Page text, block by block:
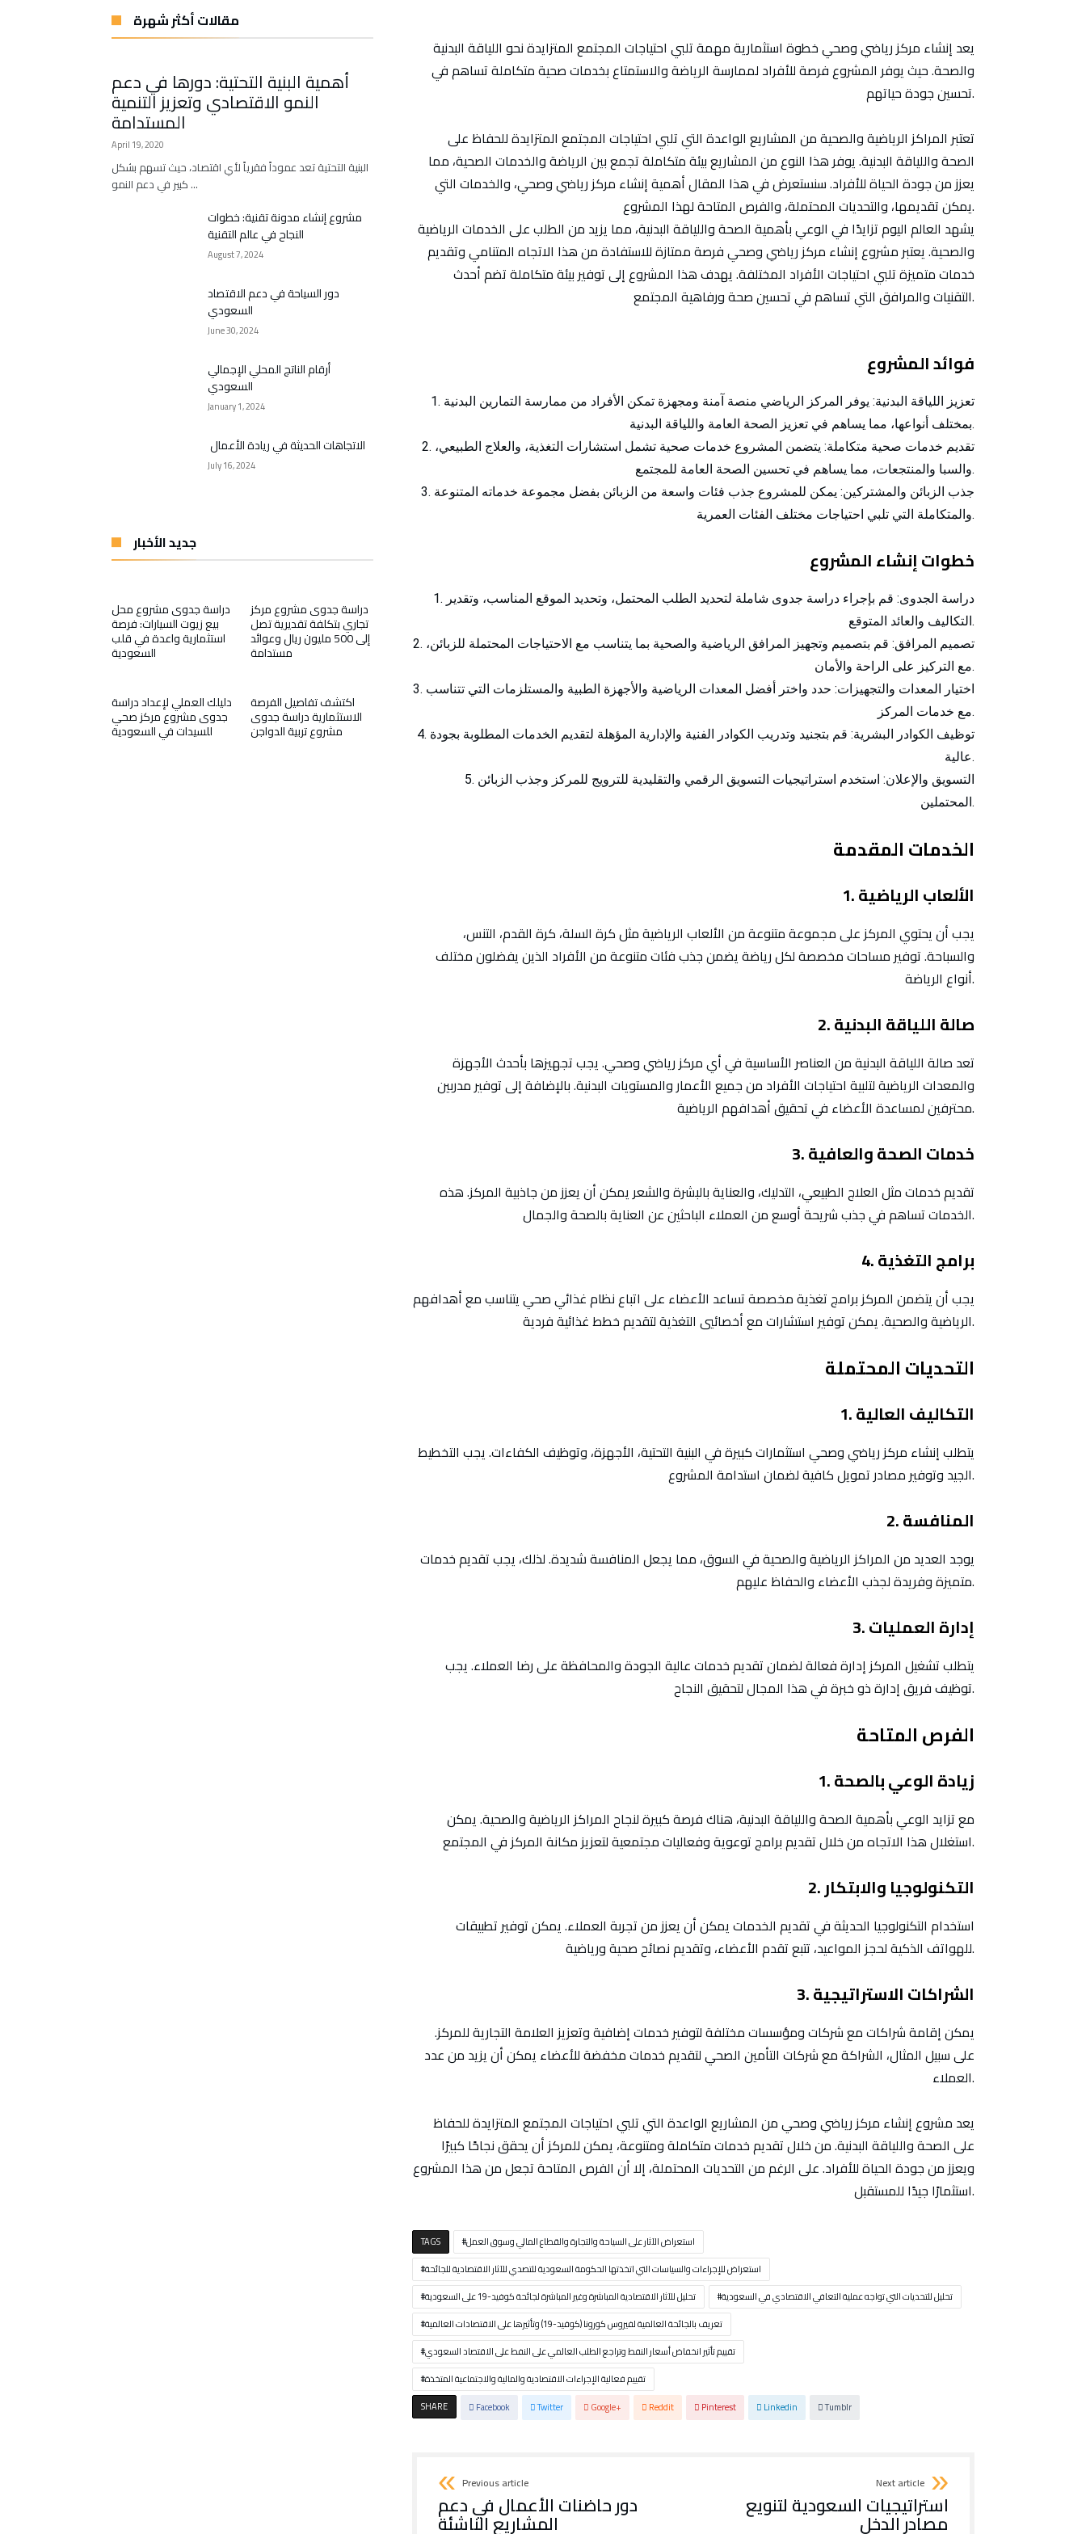
يعد إنشاء مركز رياضي وصحي خطوة استثمارية مهمة تلبي احتياجات المجتمع المتزايدة نحو اللياقة البدنية
والصحة. حيث يوفر المشروع فرصة للأفراد لممارسة الرياضة والاستمتاع بخدمات صحية متكاملة تساهم في
تحسين جودة حياتهم.
تعتبر المراكز الرياضية والصحية من المشاريع الواعدة التي تلبي احتياجات المجتمع المتزايدة للحفاظ على
الصحة واللياقة البدنية. يوفر هذا النوع من المشاريع بيئة متكاملة تجمع بين الرياضة والخدمات الصحية، مما
يعزز من جودة الحياة للأفراد. سنستعرض في هذا المقال أهمية إنشاء مركز رياضي وصحي، والخدمات التي
يمكن تقديمها، والتحديات المحتملة، والفرص المتاحة لهذا المشروع.
يشهد العالم اليوم تزايدًا في الوعي بأهمية الصحة واللياقة البدنية، مما يزيد من الطلب على الخدمات الرياضية
والصحية. يعتبر مشروع إنشاء مركز رياضي وصحي فرصة ممتازة للاستفادة من هذا الاتجاه المتنامي وتقديم
خدمات متميزة تلبي احتياجات الأفراد المختلفة. يهدف هذا المشروع إلى توفير بيئة متكاملة تضم أحدث
التقنيات والمرافق التي تساهم في تحسين صحة ورفاهية المجتمع.
فوائد المشروع
تعزيز اللياقة البدنية: يوفر المركز الرياضي منصة آمنة ومجهزة تمكن الأفراد من ممارسة التمارين البدنية
بمختلف أنواعها، مما يساهم في تعزيز الصحة العامة واللياقة البدنية.
تقديم خدمات صحية متكاملة: يتضمن المشروع خدمات صحية تشمل استشارات التغذية، والعلاج الطبيعي،
والسبا والمنتجعات، مما يساهم في تحسين الصحة العامة للمجتمع.
جذب الزبائن والمشتركين: يمكن للمشروع جذب فئات واسعة من الزبائن بفضل مجموعة خدماته المتنوعة
والمتكاملة التي تلبي احتياجات مختلف الفئات العمرية.
خطوات إنشاء المشروع
دراسة الجدوى: قم بإجراء دراسة جدوى شاملة لتحديد الطلب المحتمل، وتحديد الموقع المناسب، وتقدير
التكاليف والعائد المتوقع.
تصميم المرافق: قم بتصميم وتجهيز المرافق الرياضية والصحية بما يتناسب مع الاحتياجات المحتملة للزبائن،
مع التركيز على الراحة والأمان.
اختيار المعدات والتجهيزات: حدد واختر أفضل المعدات الرياضية والأجهزة الطبية والمستلزمات التي تتناسب
مع خدمات المركز.
توظيف الكوادر البشرية: قم بتجنيد وتدريب الكوادر الفنية والإدارية المؤهلة لتقديم الخدمات المطلوبة بجودة
عالية.
التسويق والإعلان: استخدم استراتيجيات التسويق الرقمي والتقليدية للترويج للمركز وجذب الزبائن
المحتملين.
الخدمات المقدمة
1. الألعاب الرياضية
يجب أن يحتوي المركز على مجموعة متنوعة من الألعاب الرياضية مثل كرة السلة، كرة القدم، التنس،
والسباحة. توفير مساحات مخصصة لكل رياضة يضمن جذب فئات متنوعة من الأفراد الذين يفضلون مختلف
أنواع الرياضة.
2. صالة اللياقة البدنية
تعد صالة اللياقة البدنية من العناصر الأساسية في أي مركز رياضي وصحي. يجب تجهيزها بأحدث الأجهزة
والمعدات الرياضية لتلبية احتياجات الأفراد من جميع الأعمار والمستويات البدنية. بالإضافة إلى توفير مدربين
محترفين لمساعدة الأعضاء في تحقيق أهدافهم الرياضية.
3. خدمات الصحة والعافية
تقديم خدمات مثل العلاج الطبيعي، التدليك، والعناية بالبشرة والشعر يمكن أن يعزز من جاذبية المركز. هذه
الخدمات تساهم في جذب شريحة أوسع من العملاء الباحثين عن العناية بالصحة والجمال.
4. برامج التغذية
يجب أن يتضمن المركز برامج تغذية مخصصة تساعد الأعضاء على اتباع نظام غذائي صحي يتناسب مع أهدافهم
الرياضية والصحية. يمكن توفير استشارات مع أخصائيي التغذية لتقديم خطط غذائية فردية.
التحديات المحتملة
1. التكاليف العالية
يتطلب إنشاء مركز رياضي وصحي استثمارات كبيرة في البنية التحتية، الأجهزة، وتوظيف الكفاءات. يجب التخطيط
الجيد وتوفير مصادر تمويل كافية لضمان استدامة المشروع.
2. المنافسة
يوجد العديد من المراكز الرياضية والصحية في السوق، مما يجعل المنافسة شديدة. لذلك، يجب تقديم خدمات
متميزة وفريدة لجذب الأعضاء والحفاظ عليهم.
3. إدارة العمليات
يتطلب تشغيل المركز إدارة فعالة لضمان تقديم خدمات عالية الجودة والمحافظة على رضا العملاء. يجب
توظيف فريق إدارة ذو خبرة في هذا المجال لتحقيق النجاح.
الفرص المتاحة
1. زيادة الوعي بالصحة
مع تزايد الوعي بأهمية الصحة واللياقة البدنية، هناك فرصة كبيرة لنجاح المراكز الرياضية والصحية. يمكن
استغلال هذا الاتجاه من خلال تقديم برامج توعوية وفعاليات مجتمعية لتعزيز مكانة المركز في المجتمع.
2. التكنولوجيا والابتكار
استخدام التكنولوجيا الحديثة في تقديم الخدمات يمكن أن يعزز من تجربة العملاء. يمكن توفير تطبيقات
للهواتف الذكية لحجز المواعيد، تتبع تقدم الأعضاء، وتقديم نصائح صحية ورياضية.
3. الشراكات الاستراتيجية
يمكن إقامة شراكات مع شركات ومؤسسات مختلفة لتوفير خدمات إضافية وتعزيز العلامة التجارية للمركز.
على سبيل المثال، الشراكة مع شركات التأمين الصحي لتقديم خدمات مخفضة للأعضاء يمكن أن يزيد من عدد
العملاء.
يعد مشروع إنشاء مركز رياضي وصحي من المشاريع الواعدة التي تلبي احتياجات المجتمع المتزايدة للحفاظ
على الصحة واللياقة البدنية. من خلال تقديم خدمات متكاملة ومتنوعة، يمكن للمركز أن يحقق نجاحًا كبيرًا
ويعزز من جودة الحياة للأفراد. على الرغم من التحديات المحتملة، إلا أن الفرص المتاحة تجعل من هذا المشروع
استثمارًا جيدًا للمستقبل.
TAGS
استعراض الآثار على السياحة والتجارة والقطاع المالي وسوق العمل
استعراض للإجراءات والسياسات التي اتخذتها الحكومة السعودية للتصدي للآثار الاقتصادية للجائحة
تحليل للآثار الاقتصادية المباشرة وغير المباشرة لجائحة كوفيد-19 على السعودية
تحليل للتحديات التي تواجه عملية التعافي الاقتصادي في السعودية
تعريف بالجائحة العالمية لفيروس كورونا (كوفيد-19) وتأثيرها على الاقتصادات العالمية
تقييم تأثير انخفاض أسعار النفط وتراجع الطلب العالمي على النفط على الاقتصاد السعودي
تقييم فعالية الإجراءات الاقتصادية والمالية والاجتماعية المتخذة
SHARE
Facebook Twitter Google+ Reddit Pinterest Linkedin Tumblr
Previous article
دور حاضنات الأعمال في دعم
المشاريع الناشئة
Next article
استراتيجيات السعودية لتنويع
مصادر الدخل
مقالات أكثر شهرة
أهمية البنية التحتية: دورها في دعم
النمو الاقتصادي وتعزيز التنمية
المستدامة
April 19, 2020
البنية التحتية تعد عموداً فقرياً لأي اقتصاد، حيث تسهم بشكل
كبير في دعم النمو …
مشروع إنشاء مدونة تقنية: خطوات
النجاح في عالم التقنية
August 7, 2024
دور السياحة في دعم الاقتصاد
السعودي
June 30, 2024
أرقام الناتج المحلي الإجمالي
السعودي
January 1, 2024
الاتجاهات الحديثة في ريادة الأعمال
July 16, 2024
جديد الأخبار
دراسة جدوى مشروع محل
بيع زيوت السيارات: فرصة
استثمارية واعدة في قلب
السعودية
دراسة جدوى مشروع مركز
تجاري بتكلفة تقديرية تصل
إلى 500 مليون ريال وعوائد
مستدامة
دليلك العملي لإعداد دراسة
جدوى مشروع مركز صحي
للسيدات في السعودية
اكتشف تفاصيل الفرصة
الاستثمارية دراسة جدوى
مشروع تربية الدواجن